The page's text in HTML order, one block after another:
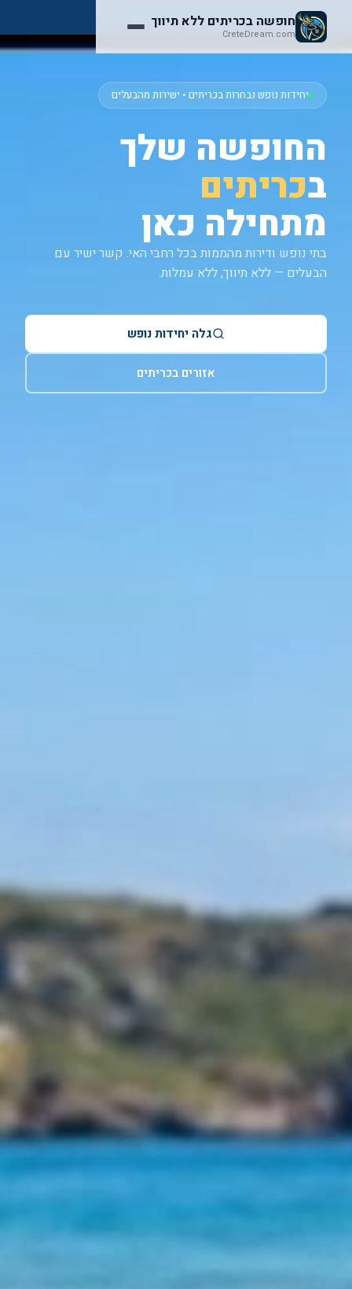
חופשה בכריתים ללא תיווך
CreteDream.com
יחידות נופש נבחרות בכריתים • ישירות מהבעלים
החופשה שלך
בכריתים
מתחילה כאן
בתי נופש ודירות מהממות בכל רחבי האי. קשר ישיר עם
הבעלים — ללא תיווך, ללא עמלות.
גלה יחידות נופש
אזורים בכריתים